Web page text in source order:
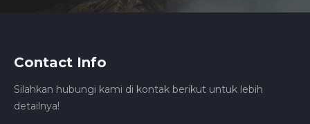
Contact Info
Silahkan hubungi kami di kontak berikut untuk lebih
detailnya!